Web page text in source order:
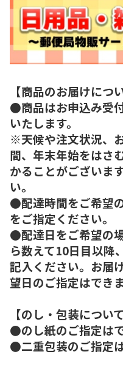
【商品のお届けにつ
●商品はお申込み受
いたします。
※天候や注文状況、
間、年末年始をはさ
かることがございま
い。
●配達時間をご希望
をご指定ください。
●配達日をご希望の
ら数えて10日目以降
記入ください。お届
望日のご指定はできま
【のし・包装について
●のし紙のご指定はで
●二重包装のご指定